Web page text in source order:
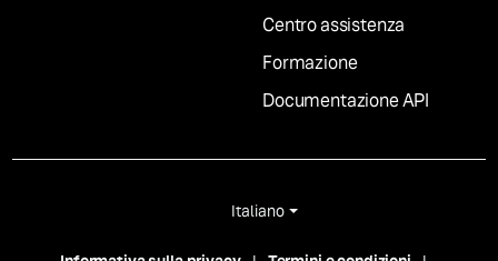
Centro assistenza
Formazione
Documentazione API
Italiano